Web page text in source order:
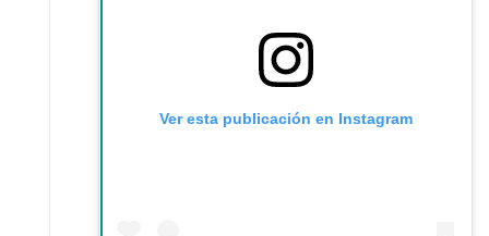
Ver esta publicación en Instagram